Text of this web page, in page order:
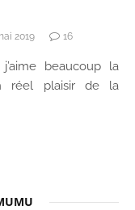
2019 16
beaucoup la
réel plaisir de la